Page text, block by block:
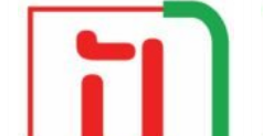
Popular